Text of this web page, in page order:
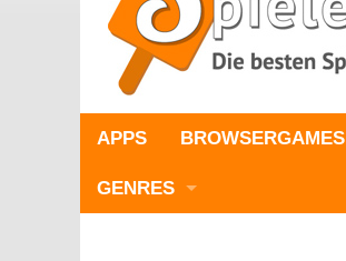
APPS BROWSERGAMES
GENRES